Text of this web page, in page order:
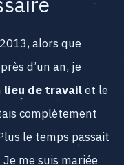
alors que
d’un an, je
lieu de travailet le
complètement
le temps passait
me suis mariée